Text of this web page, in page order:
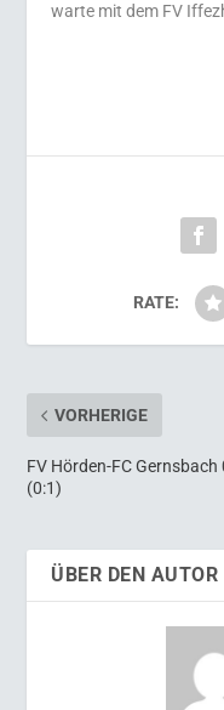
warte mit dem FV
RATE:
VORHERIGE
FV Hörden-FC Gernsbach
(0:1)
ÜBER DEN AUTOR